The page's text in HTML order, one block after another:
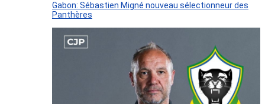
Gabon: Sébastien Migné nouveau sélectionneur des
Panthères